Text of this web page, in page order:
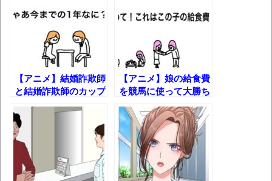
葉月つばさちゃん、昔から見てるんだけど
かなりお姉さんになったね
壊れたエアコンと歌えないボク
バージョンアップ情報更新 AOMEI
Backupper Standard 8.3.0 などバージョンア
高嶋ちさ子、ダウン症の姉が暴行事件！事
件の一部始終と衝撃の結末
【呆然】北海道旅行ワイ「ウニイクラ丼特
【アニメ】結婚詐欺師
と結婚詐欺師のカップ
【アニメ】娘の給食費
を競馬に使って大勝ち